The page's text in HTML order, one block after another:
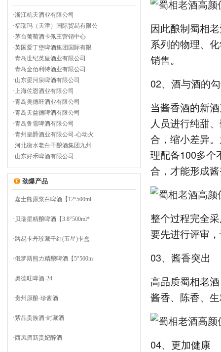
·浙江杭天酒业有限公司
·福瑞玛（天津）国际贸易有限公
·茅台葡萄酒卡佩王营销中心
·英国爱丁堡啤酒集团国际有限
·青岛世纪英皇酒业有限公司
·青岛金佰利特酒业有限公司
·山东晏河泉啤酒有限公司
·上海佐恩酒业有限公司
·青岛奥德旺酒业有限公司
·青岛天益德啤酒有限公司
·青岛鲁雪啤酒有限公司
·青州皇爵酒业有限公司-心动火
·河北衡水老白干酿酒集团九州
·山东好禾啤酒有限公司
劲爆产品
·嘉士熊原浆白啤酒【12°500ml
· 贝瑞星精酿啤酒【3.8°500ml*
·路易卡丹珍藏干红(五星)卡盒
·俄罗斯熊力精酿啤酒【5°500m
·奥德旺啤酒-24
·贵州原酿-珍酱酒
·紫晶贵族酒·封藏酒
·西凤酒新贵妃醉酒
因此酿制蜀相
系列的物理、
销售。
02、酒与酒的
当酱香酒的新
人员进行纯甜
合，缩小差异
理配备100多个
合，才能形成
整个过程完全
要先进行评审
03、酱香突出
高品质蜀相老
酱香、陈香、
04、更加健康